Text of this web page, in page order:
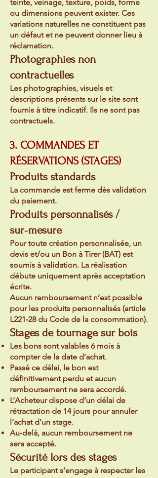
teinte, veinage, texture, poids, forme
ou dimensions peuvent exister. Ces
variations naturelles ne constituent pas
un défaut et ne peuvent donner lieu à
réclamation.
Photographies non
contractuelles
Les photographies, visuels et
descriptions présents sur le site sont
fournis à titre indicatif. Ils ne sont pas
contractuels.
3. COMMANDES ET
RÉSERVATIONS (STAGES)
Produits standards
La commande est ferme dès validation
du paiement.
Produits personnalisés /
sur‑mesure
Pour toute création personnalisée, un
devis et/ou un Bon à Tirer (BAT) est
soumis à validation. La réalisation
débute uniquement après acceptation
écrite.
Aucun remboursement n’est possible
pour les produits personnalisés (article
L221‑28 du Code de la consommation).
Stages de tournage sur bois
Les bons sont valables 6 mois à
compter de la date d’achat.
Passé ce délai, le bon est
définitivement perdu et aucun
remboursement ne sera accordé.
L’Acheteur dispose d’un délai de
rétractation de 14 jours pour annuler
l’achat d’un stage.
Au‑delà, aucun remboursement ne
sera accepté.
Sécurité lors des stages
Le participant s’engage à respecter les